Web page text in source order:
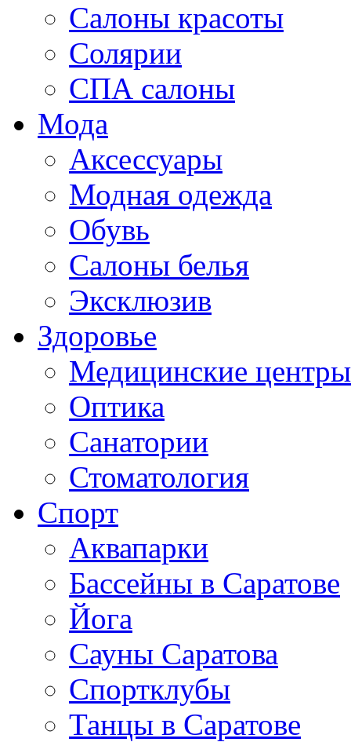
Салоны красоты
Солярии
СПА салоны
Мода
Аксессуары
Модная одежда
Обувь
Салоны белья
Эксклюзив
Здоровье
Медицинские центры
Оптика
Санатории
Стоматология
Спорт
Аквапарки
Бассейны в Саратове
Йога
Сауны Саратова
Спортклубы
Танцы в Саратове